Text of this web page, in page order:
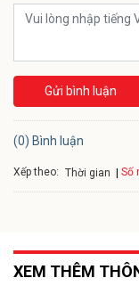
Gửi bình luận
(0) Bình luận
Xếp theo: Thời gian Số
XEM THÊM